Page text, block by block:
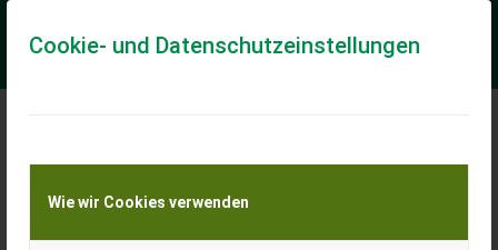
Cookie- und Datenschutzeinstellungen
Wie wir Cookies verwenden
Meine Transportkostenanfrage
Transport von Land- und Baumaschinen –
KEINE Tiertransporte